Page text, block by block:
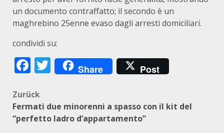
un documento contraffatto; il secondo è un
maghrebino 25enne evaso dagli arresti domiciliari.
condividi su:
Facebook
Twitter
Share Post
Beitragsnavigation
Zurück
Fermati due minorenni a spasso con il kit del
“perfetto ladro d’appartamento”